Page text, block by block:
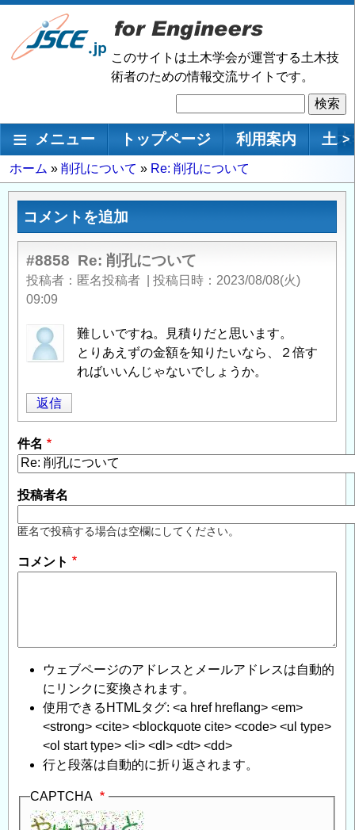
メ
ン
移
このサイトは土木学会が運営する土木技
術者のための情報交流サイトです。
索
メインナビゲーション
メニュー トップページ 利用案内 土 >
パ
ン
ず
ホーム 削孔について Re: 削孔について
コメントを追加
#8858 Re: 削孔について
投稿者 匿名投稿者 投稿日時
2023/08/08(火)
09:09
難しいですね。見積りだと思います。
とりあえずの金額を知りたいなら、２倍す
ればいいんじゃないでしょうか。
返信
件名
投稿者名
匿名で投稿する場合は空欄にしてください。
コメント
ウェブページのアドレスとメールアドレスは自動的
にリンクに変換されます。
使用できるHTMLタグ: <a href hreflang> <em>
<strong> <cite> <blockquote cite> <code> <ul type>
<ol start type> <li> <dl> <dt> <dd>
行と段落は自動的に折り返されます。
CAPTCHA